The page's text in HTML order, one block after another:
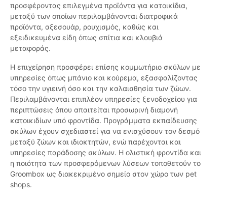
προσφέροντας επιλεγμένα προϊόντα για κατοικίδια,
μεταξύ των οποίων περιλαμβάνονται διατροφικά
προϊόντα, αξεσουάρ, ρουχισμός, καθώς και
εξειδικευμένα είδη όπως σπίτια και κλουβιά
μεταφοράς.
Η επιχείρηση προσφέρει επίσης κομμωτήριο σκύλων με
υπηρεσίες όπως μπάνιο και κούρεμα, εξασφαλίζοντας
τόσο την υγιεινή όσο και την καλαισθησία των ζώων.
Περιλαμβάνονται επιπλέον υπηρεσίες ξενοδοχείου για
περιπτώσεις όπου απαιτείται προσωρινή διαμονή
κατοικιδίων υπό φροντίδα. Προγράμματα εκπαίδευσης
σκύλων έχουν σχεδιαστεί για να ενισχύσουν τον δεσμό
μεταξύ ζώων και ιδιοκτητών, ενώ παρέχονται και
υπηρεσίες παράδοσης σκύλων. Η ολιστική φροντίδα και
η ποιότητα των προσφερόμενων λύσεων τοποθετούν το
Groombox ως διακεκριμένο σημείο στον χώρο των pet
shops.